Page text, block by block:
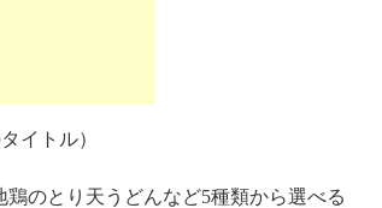
イトル）
のとり天うどんなど5種類から選べる